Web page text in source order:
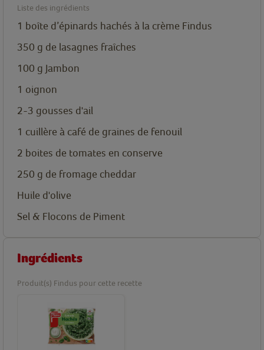
Liste des ingrédients
1 boîte d’épinards hachés à la crème Findus
350 g de lasagnes fraîches
100 g Jambon
1 oignon
2-3 gousses d'ail
1 cuillère à café de graines de fenouil
2 boites de tomates en conserve
250 g de fromage cheddar
Huile d'olive
Sel & Flocons de Piment
Ingrédients
Produit(s) Findus pour cette recette